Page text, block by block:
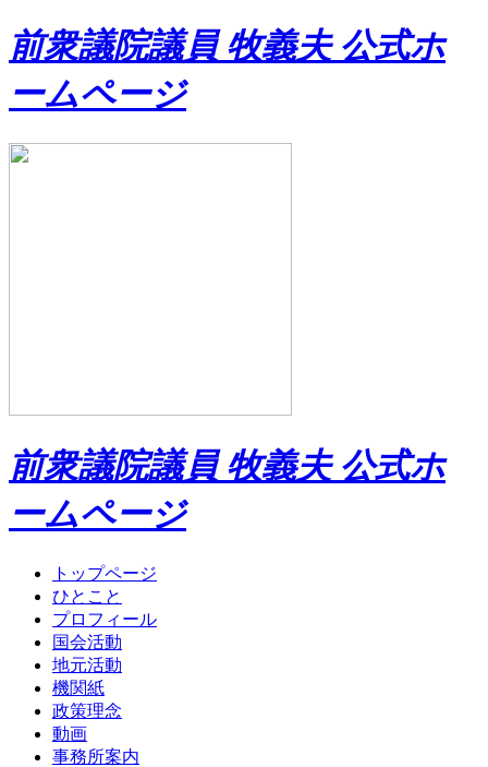
前衆議院議員 牧義夫 公式ホ
ームページ
前衆議院議員 牧義夫 公式ホ
ームページ
トップページ
ひとこと
プロフィール
国会活動
地元活動
機関紙
政策理念
動画
事務所案内